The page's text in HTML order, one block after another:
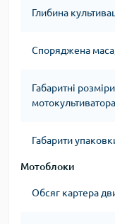
Глибина
Споряджена
Габаритні розміри
Габарити
Мотоблоки
Обсяг картера